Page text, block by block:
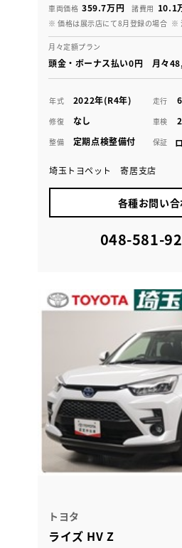
車両価格 359.7万円 諸費用 10.1
※ 価格は展示店にて8月登録の場合 ※
月々定額プラン
頭金・ボーナス払い0円 月々
年式 2022年(R4年) 走行
修復 なし 車検
整備 定期点検整備付 保証
埼玉トヨペット 寄居支店
各種お問い合
048-581-
トヨタ
ライズ HV Z